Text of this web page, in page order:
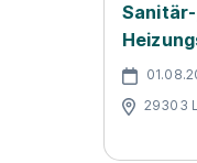
29303